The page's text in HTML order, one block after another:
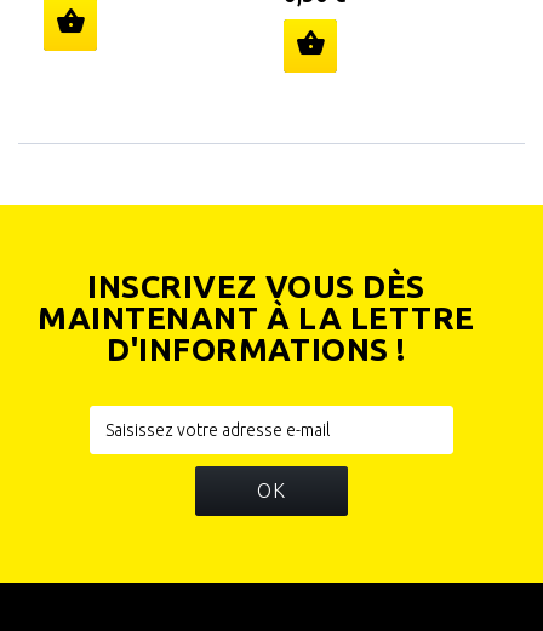
INSCRIVEZ VOUS DÈS
MAINTENANT À LA LETTRE
D'INFORMATIONS !
OK